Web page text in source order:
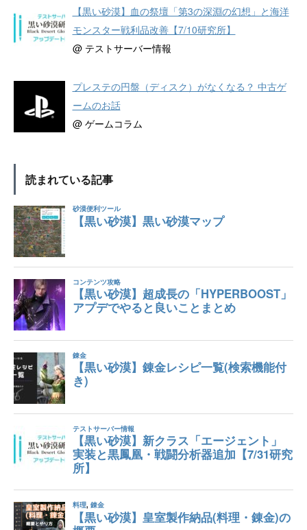
【黒い砂漠】血の祭壇「第3の深淵の幻想」と海洋
モンスター戦利品改善【7/10研究所】
@ テストサーバー情報
プレステの円盤（ディスク）がなくなる？ 中古ゲ
ームのお話
@ ゲームコラム
読まれている記事